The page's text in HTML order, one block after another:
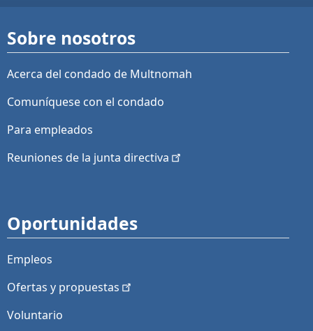
Sobre nosotros
Acerca del condado de Multnomah
Comuníquese con el condado
Para empleados
Reuniones de la junta directiva
Oportunidades
Empleos
Ofertas y propuestas
Voluntario